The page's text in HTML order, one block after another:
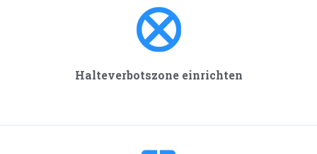
Halteverbotszone einrichten